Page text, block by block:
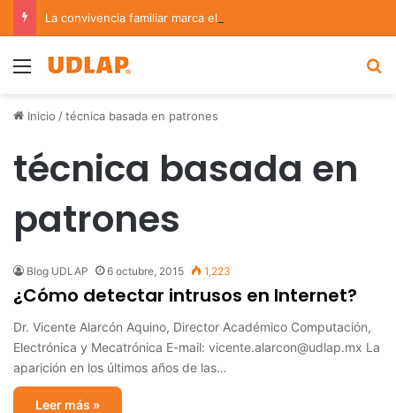
Menu
Inicio /técnica basada en patrones
técnica basada en
patrones
Blog UDLAP 6 octubre, 2015 1,223
¿Cómo detectar intrusos en Internet?
Dr. Vicente Alarcón Aquino, Director Académico Computación,
Electrónica y Mecatrónica E-mail: vicente.alarcon@udlap.mx La
aparición en los últimos años de las…
Leer más »